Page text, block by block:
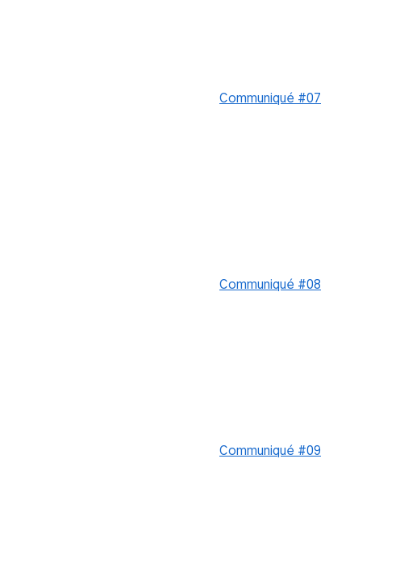
Communiqué #07
Communiqué #08
Communiqué #09